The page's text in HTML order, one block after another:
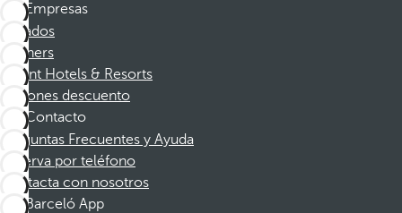
Empresas
Afiliados
Partners
Dorint Hotels & Resorts
Cupones descuento
Contacto
Preguntas Frecuentes y Ayuda
Reserva por teléfono
Contacta con nosotros
Barceló App